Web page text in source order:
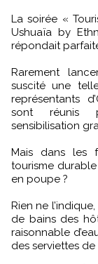
La soirée «
Ushuaïa by
répondait
Rarement
suscité une
représentants
sont réunis
sensibilisation
Mais dans les
tourisme
en poupe ?
Rien ne
de bains des
raisonnable
des serviettes